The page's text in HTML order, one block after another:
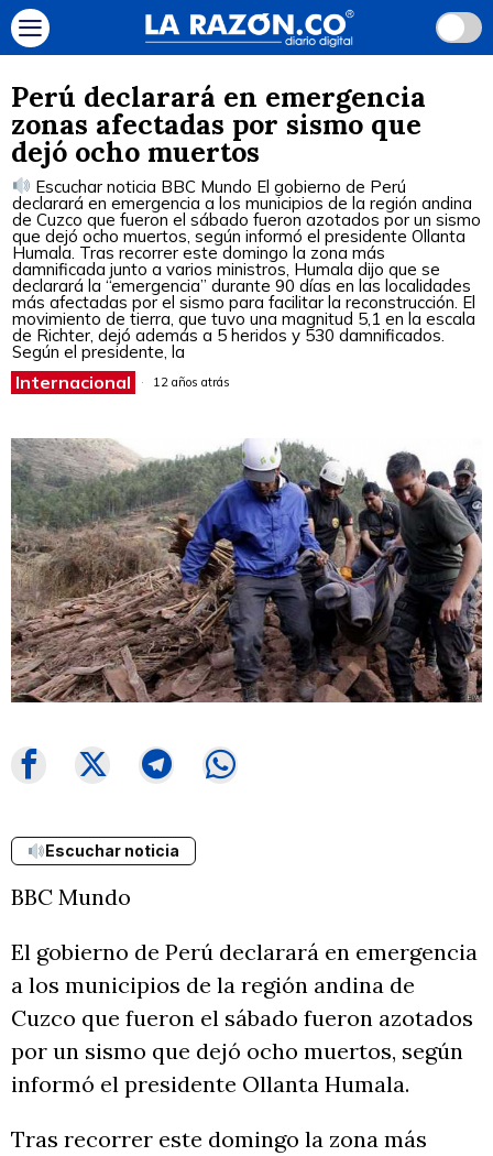
Perú declarará en emergencia
zonas afectadas por sismo que
dejó ocho muertos
Escuchar noticia BBC Mundo El gobierno de Perú
declarará en emergencia a los municipios de la región andina
de Cuzco que fueron el sábado fueron azotados por un sismo
que dejó ocho muertos, según informó el presidente Ollanta
Humala. Tras recorrer este domingo la zona más
damnificada junto a varios ministros, Humala dijo que se
declarará la “emergencia” durante 90 días en las localidades
más afectadas por el sismo para facilitar la reconstrucción. El
movimiento de tierra, que tuvo una magnitud 5,1 en la escala
de Richter, dejó además a 5 heridos y 530 damnificados.
Según el presidente, la
Internacional 12 años atrás
Escuchar noticia
BBC Mundo
El gobierno de Perú declarará en emergencia
a los municipios de la región andina de
Cuzco que fueron el sábado fueron azotados
por un sismo que dejó ocho muertos, según
informó el presidente Ollanta Humala.
Tras recorrer este domingo la zona más